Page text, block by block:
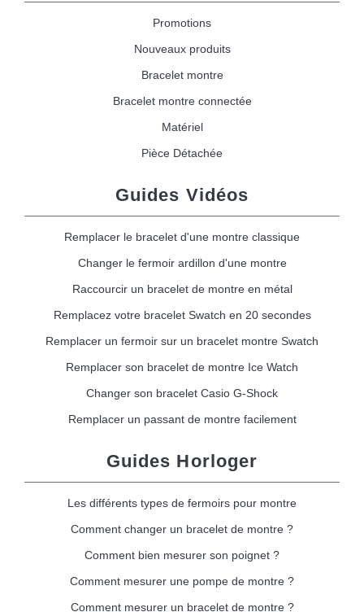
Promotions
Nouveaux produits
Bracelet montre
Bracelet montre connectée
Matériel
Pièce Détachée
Guides Vidéos
Remplacer le bracelet d'une montre classique
Changer le fermoir ardillon d'une montre
Raccourcir un bracelet de montre en métal
Remplacez votre bracelet Swatch en 20 secondes
Remplacer un fermoir sur un bracelet montre Swatch
Remplacer son bracelet de montre Ice Watch
Changer son bracelet Casio G-Shock
Remplacer un passant de montre facilement
Guides Horloger
Les différents types de fermoirs pour montre
Comment changer un bracelet de montre ?
Comment bien mesurer son poignet ?
Comment mesurer une pompe de montre ?
Comment mesurer un bracelet de montre ?